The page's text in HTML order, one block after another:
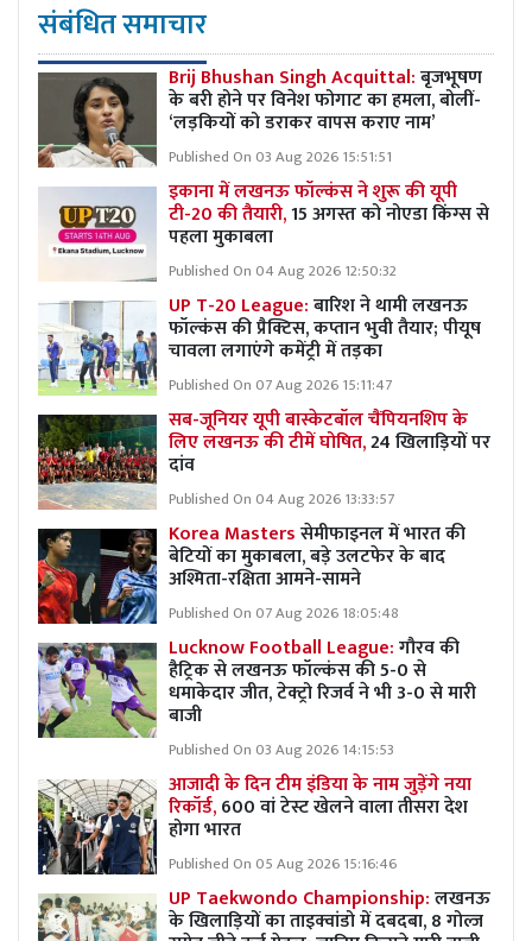
संबंधित समाचार
Brij Bhushan Singh Acquittal:बृजभूषण
के बरी होने पर विनेश फोगाट का हमला, बोलीं-
‘लड़कियों को डराकर वापस कराए नाम’
Published On 03 Aug 2026 15:51:51
इकाना में लखनऊ फॉल्कंस ने शुरू की यूपी
टी-20 की तैयारी,15 अगस्त को नोएडा किंग्स से
पहला मुकाबला
Published On 04 Aug 2026 12:50:32
UP T-20 League:बारिश ने थामी लखनऊ
फॉल्कंस की प्रैक्टिस, कप्तान भुवी तैयार; पीयूष
चावला लगाएंगे कमेंट्री में तड़का
Published On 07 Aug 2026 15:11:47
सब-जूनियर यूपी बास्केटबॉल चैंपियनशिप के
लिए लखनऊ की टीमें घोषित,24 खिलाड़ियों पर
दांव
Published On 04 Aug 2026 13:33:57
Korea Mastersसेमीफाइनल में भारत की
बेटियों का मुकाबला, बड़े उलटफेर के बाद
अश्मिता-रक्षिता आमने-सामने
Published On 07 Aug 2026 18:05:48
Lucknow Football League:गौरव की
हैट्रिक से लखनऊ फॉल्कंस की 5-0 से
धमाकेदार जीत, टेक्ट्रो रिजर्व ने भी 3-0 से मारी
बाजी
Published On 03 Aug 2026 14:15:53
आजादी के दिन टीम इंडिया के नाम जुड़ेंगे नया
रिकॉर्ड,600 वां टेस्ट खेलने वाला तीसरा देश
होगा भारत
Published On 05 Aug 2026 15:16:46
UP Taekwondo Championship:लखनऊ
के खिलाड़ियों का ताइक्वांडो में दबदबा, 8 गोल्ज